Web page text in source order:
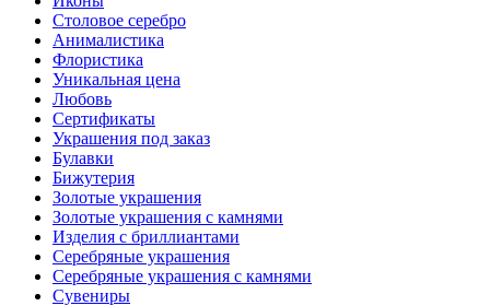
Столовое серебро
Анималистика
Флористика
Уникальная цена
Любовь
Сертификаты
Украшения под заказ
Булавки
Бижутерия
Золотые украшения
Золотые украшения с камнями
Изделия с бриллиантами
Серебряные украшения
Серебряные украшения с камнями
Сувениры